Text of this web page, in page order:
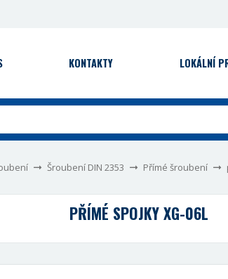
KONTAKTY LOKÁLNÍ
Šroubení DIN 2353 Přímé šroubení
PŘÍMÉ SPOJKY XG-06L